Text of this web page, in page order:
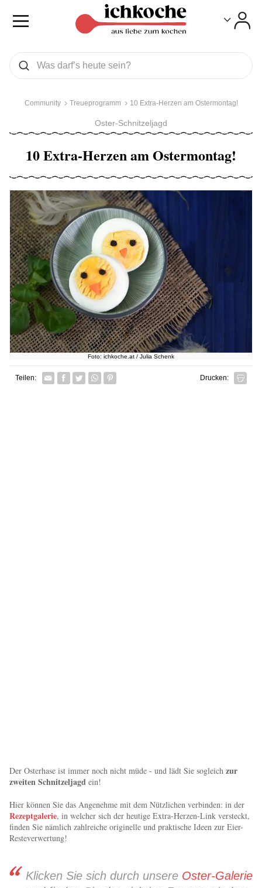
Was wollen Sie suchen
Suchen
Community Treueprogramm 10 Extra-Herzen am Ostermontag!
Oster-Schnitzeljagd
10 Extra-Herzen am Ostermontag!
Foto: ichkoche.at / Julia Schenk
Teilen: Facebook
TwitterWhatsapp senden
Pin it Drucken:
Der Osterhase ist immer noch nicht müde - und lädt Sie sogleich zur
zweiten Schnitzeljagd ein!
Hier können Sie das Angenehme mit dem Nützlichen verbinden: in der
Rezeptgalerie, in welcher sich der heutige Extra-Herzen-Link versteckt,
finden Sie nämlich zahlreiche originelle und praktische Ideen zur Eier-
Resteverwertung!
Klicken Sie sich durch unsere Oster-Galerie